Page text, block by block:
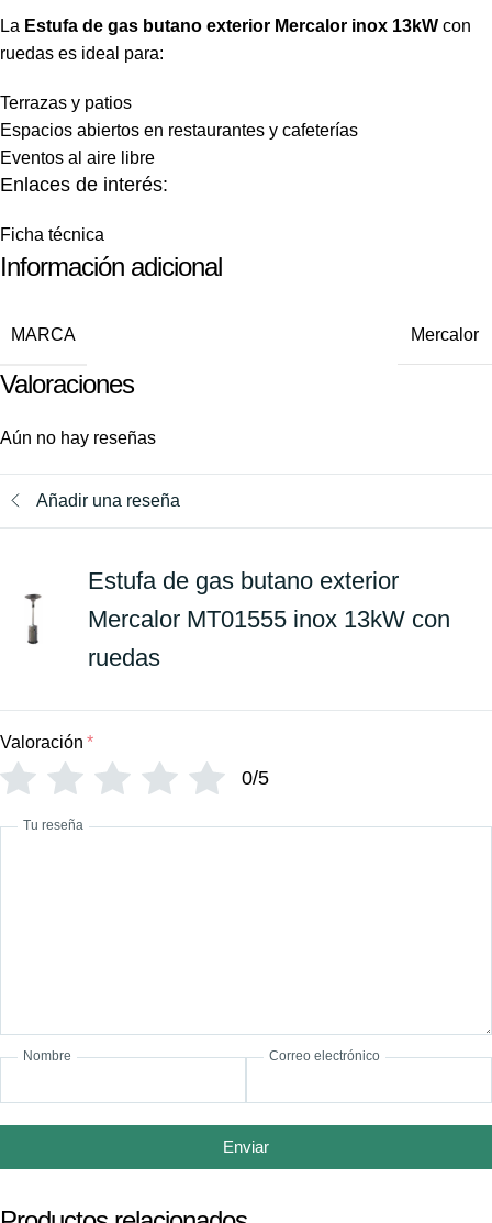
La Estufa de gas butano exterior Mercalor inox 13kW con
ruedas es ideal para:
Terrazas y patios
Espacios abiertos en restaurantes y cafeterías
Eventos al aire libre
Enlaces de interés:
Ficha técnica
Información adicional
MARCA Mercalor
Valoraciones
Aún no hay reseñas
Añadir una reseña
Estufa de gas butano exterior
Mercalor MT01555 inox 13kW con
ruedas
Valoración *
0/5
Tu reseña
Nombre Correo electrónico
Enviar